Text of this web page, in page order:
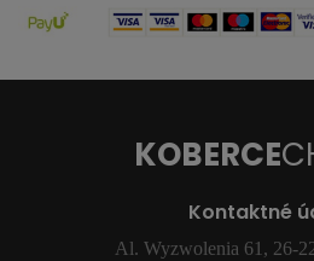
KOBERCE
Kontaktné
Al. Wyzwolenia 61, 26-